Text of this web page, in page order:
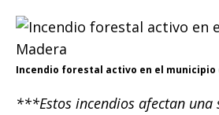
Incendio forestal activo en el municipio
***Estos incendios afectan una